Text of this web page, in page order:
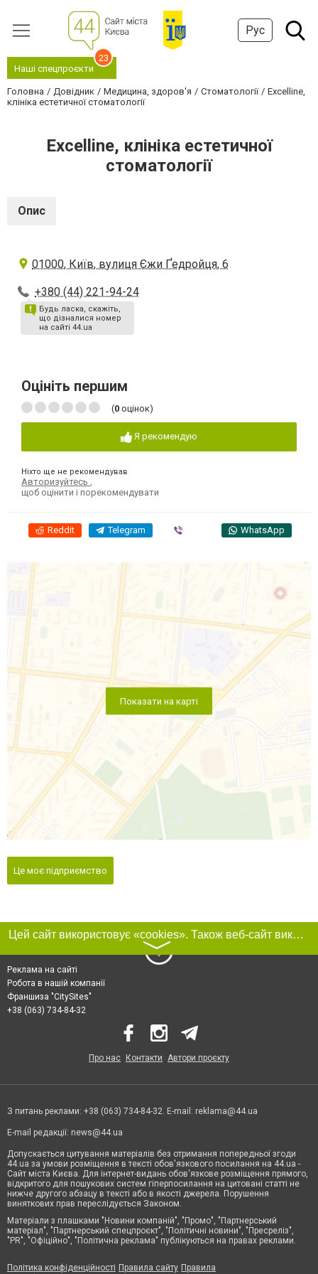
Рус
Наші спецпроєкти
23
Головна Довідник Медицина, здоров'я Стоматології
Excelline,
клініка естетичної стоматології
Excelline, клініка естетичної
стоматології
Опис
01000, Київ, вулиця Єжи Ґедройця, 6
+380 (44) 221-94-24
Будь ласка, скажіть,
що дізналися номер
на сайті 44.ua
Оцініть першим
(0 оцінок)
Я рекомендую
Ніхто ще не рекомендував
Авторизуйтесь
щоб оцінити і порекомендувати
Reddit Telegram WhatsApp
Показати на карті
Це моє підприємство
Цей сайт використовує «cookies». Також веб-сайт використовує інтернет-сервіс для збору технічних даних стосовно відвідувачів з метою отримання маркетингової та статистичної інформації. Умови обробки даних відвідувачів сайту див.
〉
Реклама на сайті
Робота в нашій компанії
Франшиза "CitySites"
+38 (063) 734-84-32
Про нас Контакти Автори проєкту
З питань реклами: +38 (063) 734-84-32. E-mail: reklama@44.ua
E-mail редакції: news@44.ua
Допускається цитування матеріалів без отримання попередньої згоди
44.ua за умови розміщення в тексті обов'язкового посилання на 44.ua -
Сайт міста Києва. Для інтернет-видань обов'язкове розміщення прямого,
відкритого для пошукових систем гіперпосилання на цитовані статті не
нижче другого абзацу в тексті або в якості джерела. Порушення
виняткових прав переслідується Законом.
Матеріали з плашками "Новини компаній", "Промо", "Партнерський
матеріал", "Партнерський спецпроєкт", "Політичні новини", "Пресреліз",
"PR", "Офіційно", "Політична реклама" публікуються на правах реклами.
Політика конфіденційності Правила сайту Правила